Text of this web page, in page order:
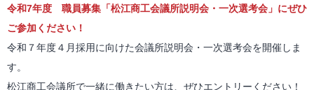
令和7年度 職員募集「松江商工会議所説明会・一次選考会」にぜひ
ご参加ください！
令和７年度４月採用に向けた会議所説明会・一次選考会を開催しま
す。
松江商工会議所で一緒に働きたい方は、ぜひエントリーください！